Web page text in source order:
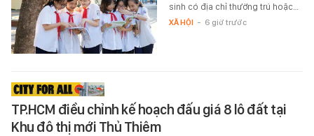
sinh có địa chỉ thường trú hoặc…
XÃ HỘI - 6 giờ trước
TP.HCM điều chỉnh kế hoạch đấu giá 8 lô đất tại
Khu đô thị mới Thủ Thiêm